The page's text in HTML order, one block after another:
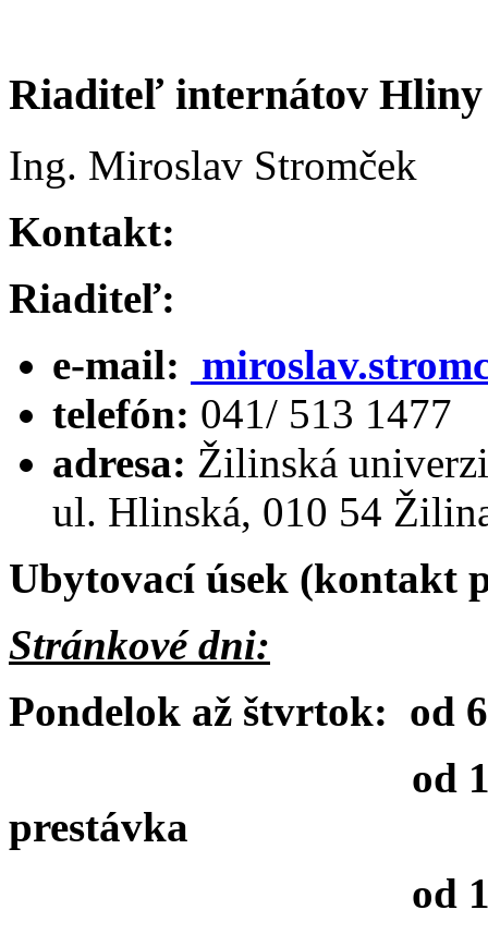
Riaditeľ internátov Hliny
Ing. Miroslav Stromček
Kontakt:
Riaditeľ:
e-mail:
telefón: 041/ 513 1477
adresa: Žilinská
ul. Hlinská, 010 54
Ubytovací úsek (kontakt
Stránkové dni:
Pondelok až štvrtok: od
od 11:00 hod.
prestávka
od 11:30